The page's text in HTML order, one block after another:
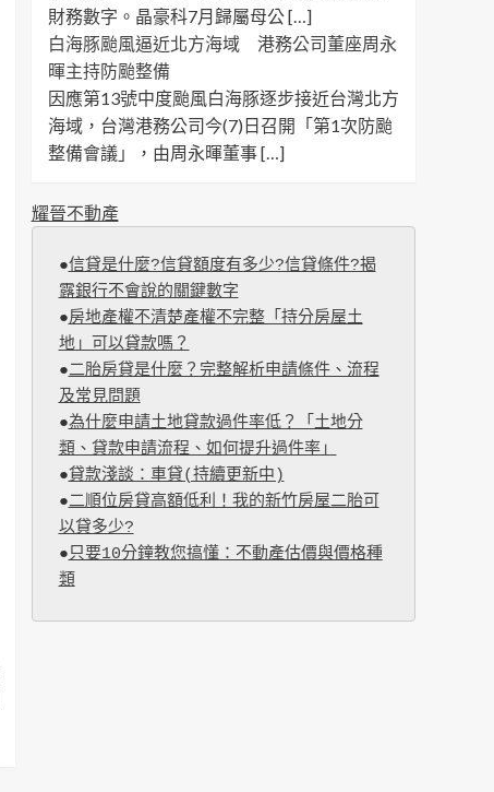
財務數字。晶豪科7月歸屬母公 […]
白海豚颱風逼近北方海域 港務公司董座周永
暉主持防颱整備
因應第13號中度颱風白海豚逐步接近台灣北方
海域，台灣港務公司今(7)日召開「第1次防颱
整備會議」，由周永暉董事 […]
耀晉不動產
●信貸是什麼?信貸額度有多少?信貸條件?揭
露銀行不會說的關鍵數字
●房地產權不清楚產權不完整「持分房屋土
地」可以貸款嗎？
●二胎房貸是什麼？完整解析申請條件、流程
及常見問題
●為什麼申請土地貸款過件率低？「土地分
類、貸款申請流程、如何提升過件率」
●貸款淺談：車貸(持續更新中)
●二順位房貸高額低利！我的新竹房屋二胎可
以貸多少?
●只要10分鐘教您搞懂：不動產估價與價格種
類